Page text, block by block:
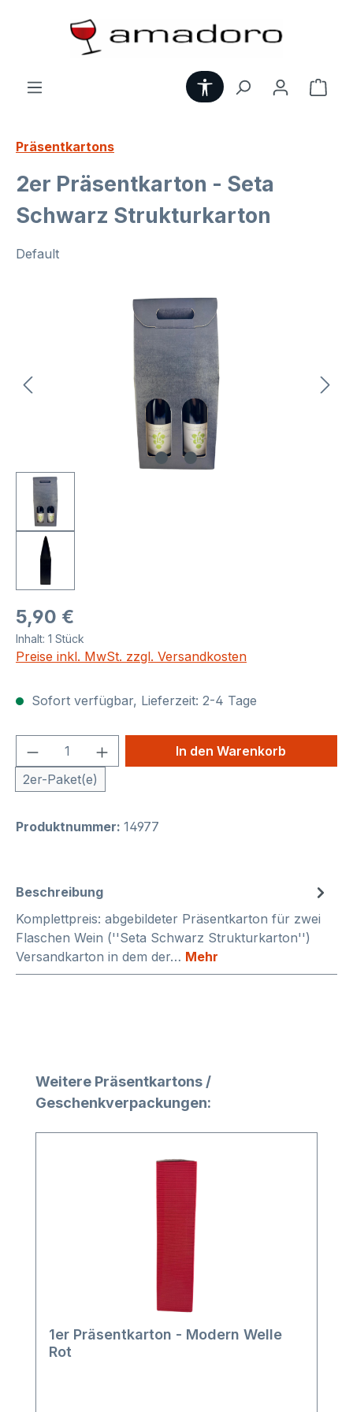
Zum Hauptinhalt springen
Werkzeugleiste
Präsentkartons
2er Präsentkarton - Seta
Schwarz Strukturkarton
Default
Bildergalerie überspringen
Regulärer Preis:
5,90 €
Inhalt: 1 Stück
Preise inkl. MwSt. zzgl. Versandkosten
Sofort verfügbar, Lieferzeit: 2-4 Tage
Produkt Anzahl: Gib den
2er-Paket(e)
In den Warenkorb
Produktnummer: 14977
Beschreibung
Komplettpreis: abgebildeter Präsentkarton für zwei
Flaschen Wein (''Seta Schwarz Strukturkarton'')
Versandkarton in dem der… Mehr
Produktgalerie überspringen
Weitere Präsentkartons /
Geschenkverpackungen:
1er Präsentkarton - Modern Welle
Rot